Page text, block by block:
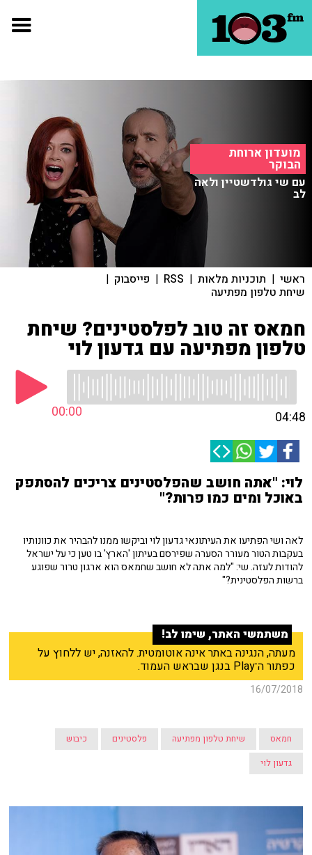
מועדון ארוחת
הבוקר
עם שי גולדשטיין ולאה
לב
ראשי | תוכניות מלאות |
RSS
| פייסבוק |
שיחת טלפון מפתיעה
חמאס זה טוב לפלסטינים? שיחת
טלפון מפתיעה עם גדעון לוי
00:00 04:48
לוי: "אתה חושב שהפלסטינים צריכים להסתפק
באוכל ומים כמו פרות?"
לאה ושי הפתיעו את העיתונאי גדעון לוי וביקשו ממנו להבהיר את כוונותיו
בעקבות הטור מעורר הסערה שפירסם בעיתון 'הארץ' בו טען כי על ישראל
להודות לעזה. שי: "למה אתה לא חושב שחמאס הוא ארגון טרור שפוגע
ברשות הפלסטינית?"
משתמשי האתר, שימו לב!
מעתה, הנגינה באתר אינה אוטומטית. להאזנה, יש ללחוץ על
כפתור ה־Play בנגן שבראש העמוד.
16/07/2018
חמאס שיחת טלפון מפתיעה פלסטינים
כיבוש
גדעון לוי